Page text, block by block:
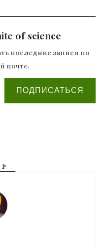
of science
последние записи по
почте.
почты…
ПОДПИСАТЬСЯ